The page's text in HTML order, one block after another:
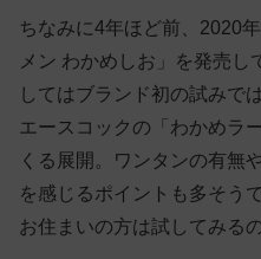
ちなみに4年ほど前、2020
メン わかめしお」を発売し
してはブランド初の試みで
エースコックの「わかめラ
くる展開。ワンタンの有無
を感じるポイントも多そう
お住まいの方は試してみる